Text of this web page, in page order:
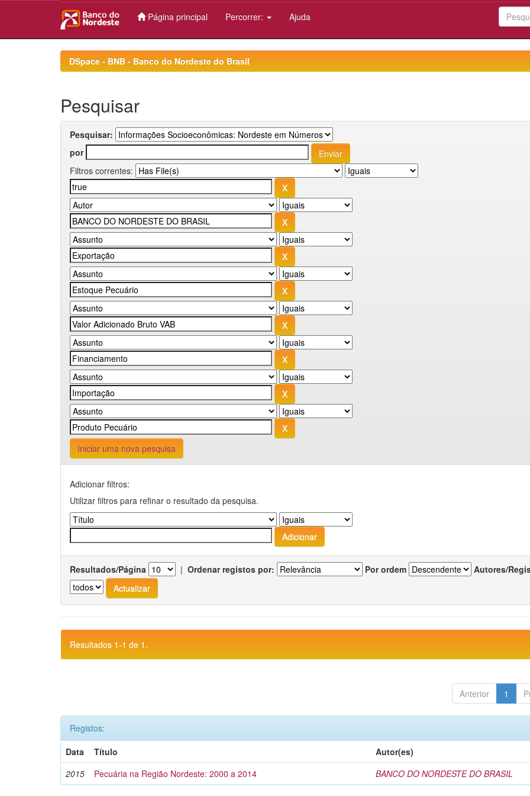
Página principal Percorrer: Ajuda
DSpace - BNB - Banco do Nordeste do Brasil
Pesquisar
Pesquisar:
por
Filtros correntes:
Iniciar uma nova pesquisa
Adicionar filtros:
Utilizar filtros para refinar o resultado da pesquisa.
Resultados/Página | Ordenar registos por: Por ordem Autores/
Resultados 1-1 de 1.
Anterior 1
Registos:
Data
Título
Autor(es)
2015
Pecuária na Região Nordeste: 2000 a 2014 BANCO DO NORDESTE DO BRASIL